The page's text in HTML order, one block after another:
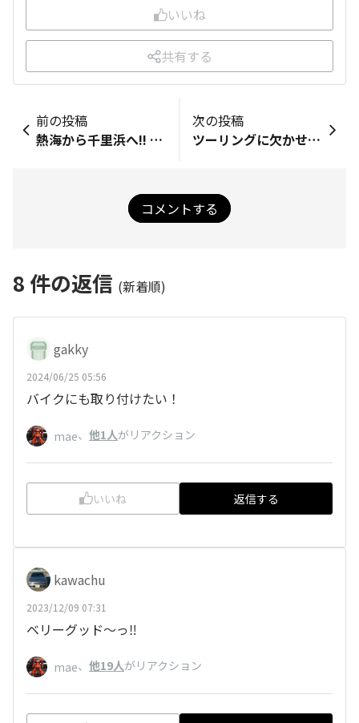
いいね
共有する
前の投稿
熱海から千里浜へ!! SSTRもTORQUE 5GもDAYTONA・スマートフォンホルダー3も、すべてが最高だったツーリング
次の投稿
ツーリングに欠かせない存在！？ライダーが「TORQUE G06」の真価に迫る！
コメントする
8 件の返信 (新着順)
gakky
2024/06/25 05:56
バイクにも取り付けたい！
mae、 他1人がリアクション
いいね 返信する
kawachu
2023/12/09 07:31
ベリーグッド～っ‼️
mae、 他19人がリアクション